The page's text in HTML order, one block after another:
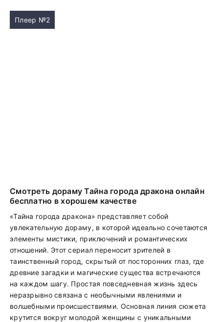
Плеер №2
Смотреть дораму Тайна города дракона онлайн
бесплатно в хорошем качестве
«Тайна города дракона» представляет собой
увлекательную дораму, в которой идеально сочетаются
элементы мистики, приключений и романтических
отношений. Этот сериал переносит зрителей в
таинственный город, скрытый от посторонних глаз, где
древние загадки и магические существа встречаются
на каждом шагу. Простая повседневная жизнь здесь
неразрывно связана с необычными явлениями и
волшебными происшествиями. Основная линия сюжета
крутится вокруг молодой женщины с уникальными